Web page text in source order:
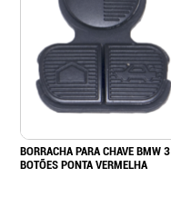
BORRACHA PARA CHAVE BMW 3
BOTÕES PONTA VERMELHA